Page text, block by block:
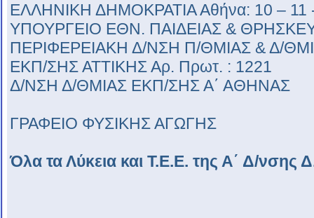
ΕΛΛΗΝΙΚΗ ΔΗΜΟΚΡΑΤΙΑ Αθήνα: 10 – 11
ΥΠΟΥΡΓΕΙΟ ΕΘΝ. ΠΑΙΔΕΙΑΣ &
ΠΕΡΙΦΕΡΕΙΑΚΗ Δ/ΝΣΗ Π/ΘΜΙΑΣ & Δ/
ΕΚΠ/ΣΗΣ ΑΤΤΙΚΗΣ Αρ. Πρωτ. : 1221
Δ/ΝΣΗ Δ/ΘΜΙΑΣ ΕΚΠ/ΣΗΣ Α΄ ΑΘΗΝΑΣ
ΓΡΑΦΕΙΟ ΦΥΣΙΚΗΣ ΑΓΩΓΗΣ
Όλα τα Λύκεια και Τ.Ε.Ε. της Α΄ Δ/νσης